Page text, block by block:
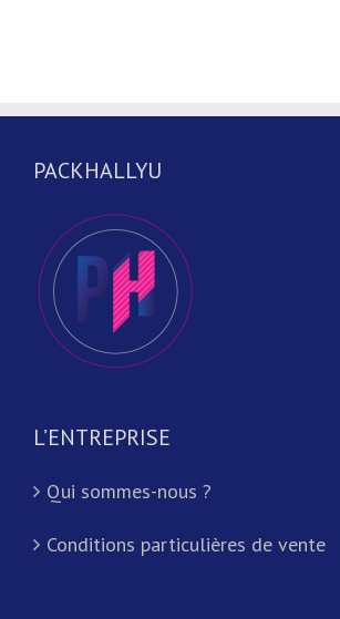
PACKHALLYU
L’ENTREPRISE
Qui sommes-nous ?
Conditions particulières de vente